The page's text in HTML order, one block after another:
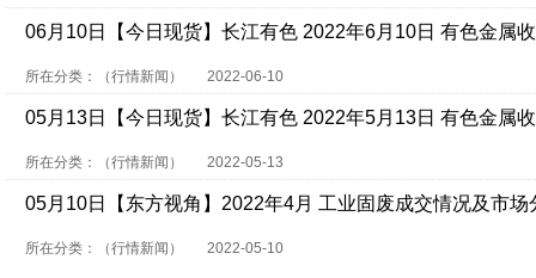
06月10日【今日现货】长江有色 2022年6月10日 有色金属
所在分类：（行情新闻） 2022-06-10
05月13日【今日现货】长江有色 2022年5月13日 有色金属
所在分类：（行情新闻） 2022-05-13
05月10日【东方视角】2022年4月 工业固废成交情况及市场
所在分类：（行情新闻） 2022-05-10